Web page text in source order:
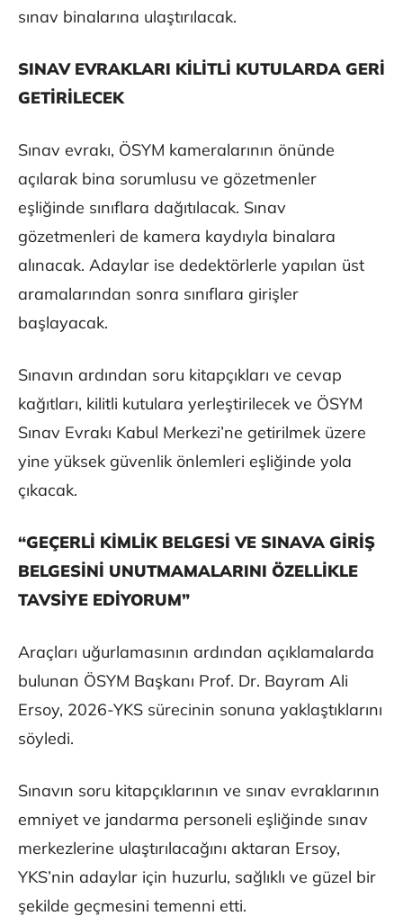
sınav binalarına ulaştırılacak.
SINAV EVRAKLARI KİLİTLİ KUTULARDA GERİ
GETİRİLECEK
Sınav evrakı, ÖSYM kameralarının önünde
açılarak bina sorumlusu ve gözetmenler
eşliğinde sınıflara dağıtılacak. Sınav
gözetmenleri de kamera kaydıyla binalara
alınacak. Adaylar ise dedektörlerle yapılan üst
aramalarından sonra sınıflara girişler
başlayacak.
Sınavın ardından soru kitapçıkları ve cevap
kağıtları, kilitli kutulara yerleştirilecek ve ÖSYM
Sınav Evrakı Kabul Merkezi’ne getirilmek üzere
yine yüksek güvenlik önlemleri eşliğinde yola
çıkacak.
“GEÇERLİ KİMLİK BELGESİ VE SINAVA GİRİŞ
BELGESİNİ UNUTMAMALARINI ÖZELLİKLE
TAVSİYE EDİYORUM”
Araçları uğurlamasının ardından açıklamalarda
bulunan ÖSYM Başkanı Prof. Dr. Bayram Ali
Ersoy, 2026-YKS sürecinin sonuna yaklaştıklarını
söyledi.
Sınavın soru kitapçıklarının ve sınav evraklarının
emniyet ve jandarma personeli eşliğinde sınav
merkezlerine ulaştırılacağını aktaran Ersoy,
YKS’nin adaylar için huzurlu, sağlıklı ve güzel bir
şekilde geçmesini temenni etti.